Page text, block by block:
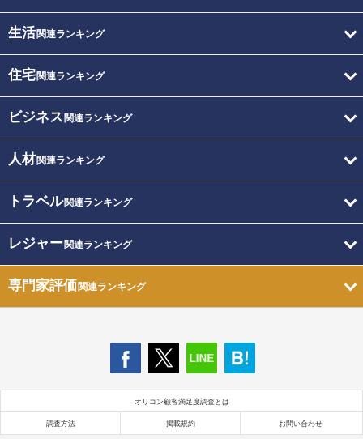
生活関連ランキング
住宅関連ランキング
ビジネス 関連ランキング
人材関連ランキング
トラベル関連ランキング
レジャー関連ランキング
専門家評価関連ランキング
オリコン顧客満足度調査とは
調査方法 掲載規約 お問い合わせ